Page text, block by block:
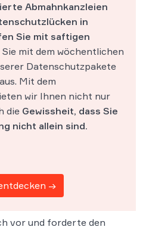
Abmahnkanzleien
in
Sie mit saftigen
mit dem wöchentlichen
Datenschutzpakete
Mit dem
wir Ihnen nicht nur
die Gewissheit, dass Sie
nicht allein sind.
→
vor und forderte den